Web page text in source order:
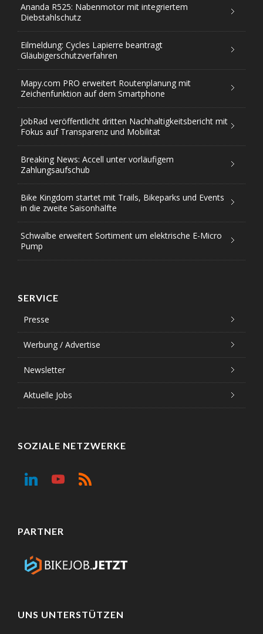
Ananda R525: Nabenmotor mit integriertem
Diebstahlschutz
Eilmeldung: Cycles Lapierre beantragt
Gläubigerschutzverfahren
Mapy.com PRO erweitert Routenplanung mit
Zeichenfunktion auf dem Smartphone
JobRad veröffentlicht dritten Nachhaltigkeitsbericht mit
Fokus auf Transparenz und Mobilität
Breaking News: Accell unter vorläufigem
Zahlungsaufschub
Bike Kingdom startet mit Trails, Bikeparks und Events
in die zweite Saisonhälfte
Schwalbe erweitert Sortiment um elektrische E-Micro
Pump
SERVICE
Presse
Werbung / Advertise
Newsletter
Aktuelle Jobs
SOZIALE NETZWERKE
PARTNER
UNS UNTERSTÜTZEN